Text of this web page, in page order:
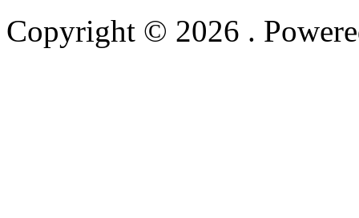
Copyright © 2026 .